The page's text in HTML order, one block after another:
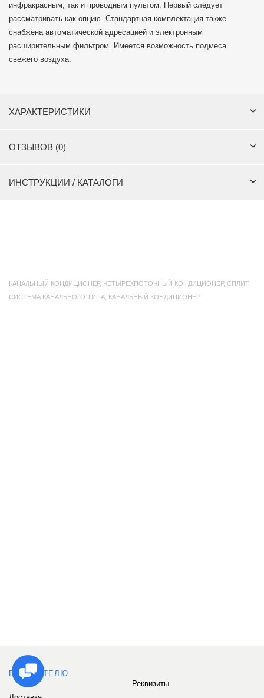
инфракрасным, так и проводным пультом. Первый следует
рассматривать как опцию. Стандартная комплектация также
снабжена автоматической адресацией и электронным
расширительным фильтром. Имеется возможность подмеса
свежего воздуха.
ХАРАКТЕРИСТИКИ
ОТЗЫВОВ (0)
ИНСТРУКЦИИ / КАТАЛОГИ
КАНАЛЬНЫЙ КОНДИЦИОНЕР, ЧЕТЫРЕХПОТОЧНЫЙ КОНДИЦИОНЕР, СПЛИТ
СИСТЕМА КАНАЛЬНОГО ТИПА КАНАЛЬНЫЙ КОНДИЦИОНЕР
ПОКУПАТЕЛЮ
Реквизиты